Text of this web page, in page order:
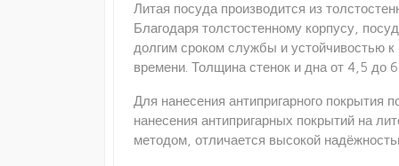
Литая посуда производится из
Благодаря толстостенному корпусу,
долгим сроком службы и устойчивостью к
времени. Толщина стенок и дна от 4,5 до
Для нанесения антипригарного
нанесения антипригарных покрытий на
методом, отличается высокой